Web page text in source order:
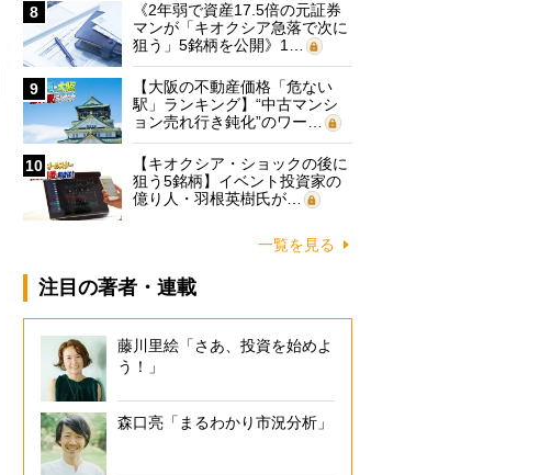
8
《2年弱で資産17.5倍の元証券
マンが「キオクシア急落で次に
狙う」5銘柄を公開》1…
9
【大阪の不動産価格「危ない
駅」ランキング】“中古マンシ
ョン売れ行き鈍化”のワー…
10
【キオクシア・ショックの後に
狙う5銘柄】イベント投資家の
億り人・羽根英樹氏が…
一覧を見る
注目の著者・連載
藤川里絵「さあ、投資を始めよ
う！」
森口亮「まるわかり市況分析」